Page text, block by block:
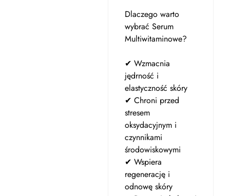
Dlaczego warto
wybrać Serum
Multiwitaminowe?
✔ Wzmacnia
jędrność i
elastyczność skóry
✔ Chroni przed
stresem
oksydacyjnym i
czynnikami
środowiskowymi
✔ Wspiera
regenerację i
odnowę skóry